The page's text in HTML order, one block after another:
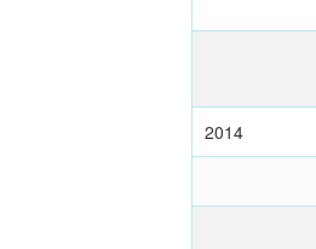
2014